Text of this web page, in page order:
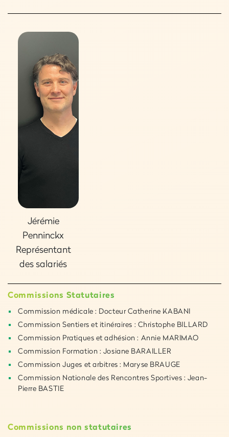
Jérémie
Penninckx
Représentant
des salariés
Commissions Statutaires
Commission médicale : Docteur Catherine KABANI
Commission Sentiers et itinéraires : Christophe BILLARD
Commission Pratiques et adhésion : Annie MARIMAO
Commission Formation : Josiane BARAILLER
Commission Juges et arbitres : Maryse BRAUGE
Commission Nationale des Rencontres Sportives : Jean-
Pierre BASTIE
Commissions non statutaires